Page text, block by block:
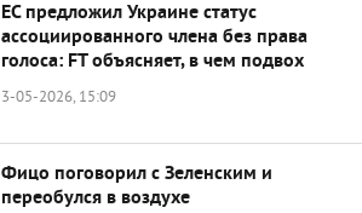
ЕС предложил Украине статус
ассоциированного члена без права
голоса: FT объясняет, в чем подвох
3-05-2026, 15:09
Фицо поговорил с Зеленским и
переобулся в воздухе